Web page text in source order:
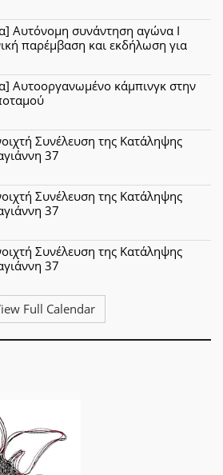
Αυτόνομη συνάντηση αγώνα Ι
παρέμβαση και εκδήλωση για
Αυτοοργανωμένο κάμπινγκ στην
Συνέλευση της Κατάληψης
37
Συνέλευση της Κατάληψης
37
Συνέλευση της Κατάληψης
37
Full Calendar